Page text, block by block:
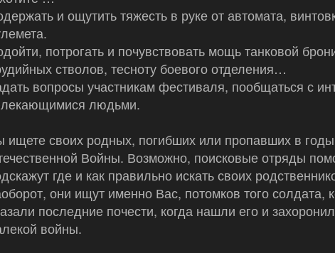
и ощутить тяжесть в руке от автомата,
потрогать и почувствовать мощь танковой
стволов, тесноту боевого отделения…
вопросы участникам фестиваля, пообщаться с
людьми.
ищете своих родных, погибших или пропавших в
Войны. Возможно, поисковые отряды
где и как правильно искать своих
они ищут именно Вас, потомков того солдата,
последние почести, когда нашли его и
войны.